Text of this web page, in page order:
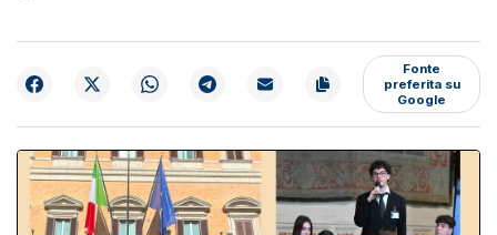
Fonte
preferita su
Google